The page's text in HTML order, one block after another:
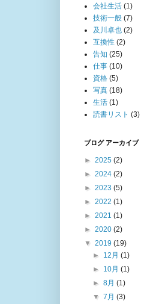
会社生活 (1)
技術一般 (7)
及川卓也 (2)
互換性 (2)
告知 (25)
仕事 (10)
資格 (5)
写真 (18)
生活 (1)
読書リスト (3)
ブログ アーカイブ
► 2025 (2)
► 2024 (2)
► 2023 (5)
► 2022 (1)
► 2021 (1)
► 2020 (2)
▼ 2019 (19)
► 12月(1)
► 10月(1)
►8月(1)
▼7月(3)